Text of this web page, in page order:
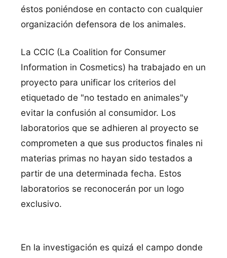
éstos poniéndose en contacto con cualquier
organización defensora de los animales.
La CCIC (La Coalition for Consumer
Information in Cosmetics) ha trabajado en un
proyecto para unificar los criterios del
etiquetado de "no testado en animales"y
evitar la confusión al consumidor. Los
laboratorios que se adhieren al proyecto se
comprometen a que sus productos finales ni
materias primas no hayan sido testados a
partir de una determinada fecha. Estos
laboratorios se reconocerán por un logo
exclusivo.
En la investigación es quizá el campo donde